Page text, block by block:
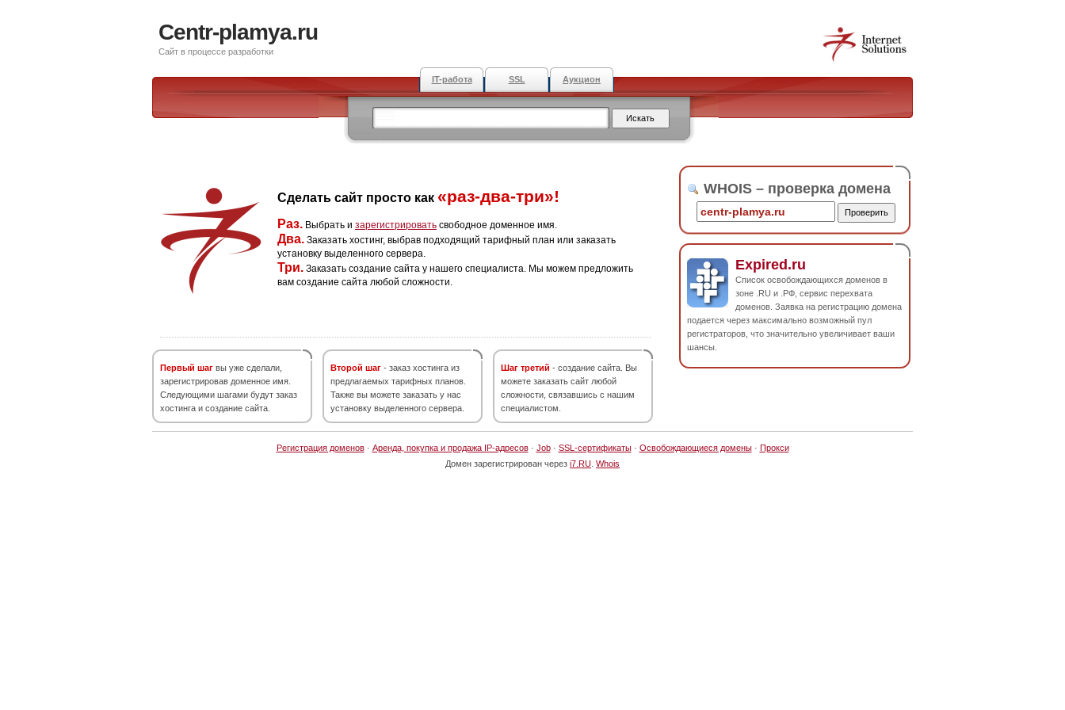
Centr-plamya.ru
Сайт в процессе разработки
IT-работа SSL Аукцион
Сделать сайт просто как «раз-два-три»!
Раз. Выбрать и зарегистрировать свободное доменное имя.
Два. Заказать хостинг, выбрав подходящий тарифный план или заказать
установку выделенного сервера.
Три. Заказать создание сайта у нашего специалиста. Мы можем предложить
вам создание сайта любой сложности.
Первый шаг вы уже сделали,
зарегистрировав доменное имя.
Следующими шагами будут заказ
хостинга и создание сайта.
Второй шаг - заказ хостинга из
предлагаемых тарифных планов.
Также вы можете заказать у нас
установку выделенного сервера.
Шаг третий - создание сайта. Вы
можете заказать сайт любой
сложности, связавшись с нашим
специалистом.
WHOIS – проверка домена
Expired.ru
Список освобождающихся доменов в
зоне .RU и .РФ, сервис перехвата
доменов. Заявка на регистрацию домена
подается через максимально возможный пул
регистраторов, что значительно увеличивает ваши
шансы.
Регистрация доменов· Аренда, покупка и продажа IP-адресов· Job· SSL-сертификаты· Освобождающиеся домены· Прокси
Домен зарегистрирован через i7.RU Whois